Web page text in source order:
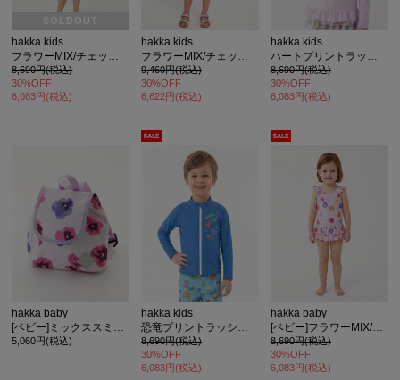
SOLDOUT
hakka kids
8,690円(税込)
30%OFF
6,083円(税込)
hakka kids
9,460円(税込)
30%OFF
6,622円(税込)
hakka kids
8,690円(税込)
30%OFF
6,083円(税込)
hakka baby
[ベビー]ミックススミレプリントリュック
5,060円(税込)
hakka kids
恐竜プリントラッシュガード(UVカット)
8,690円(税込)
30%OFF
6,083円(税込)
hakka baby
[ベビー]フラワーMIX/チェックフラワープリントスイムワンピース(UVカット)
8,690円(税込)
30%OFF
6,083円(税込)